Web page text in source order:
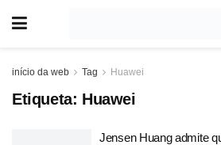
início da web Tag Huawei
Etiqueta: Huawei
Jensen Huang admite